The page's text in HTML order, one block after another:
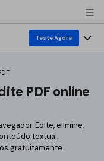
Teste Agora
PDF online
Edite, elimine,
textual.
gratuitamente.